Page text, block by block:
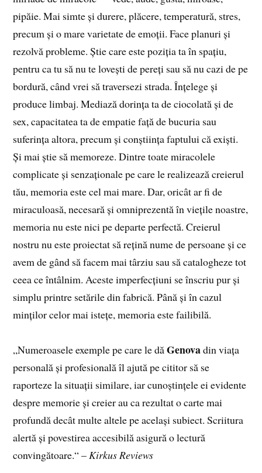
pipăie. Mai simte și durere, plăcere, temperatură, stres,
precum și o mare varietate de emoții. Face planuri și
rezolvă probleme. Știe care este poziția ta în spațiu,
pentru ca tu să nu te lovești de pereți sau să nu cazi de pe
bordură, când vrei să traversezi strada. Înțelege și
produce limbaj. Mediază dorința ta de ciocolată și de
sex, capacitatea ta de empatie față de bucuria sau
suferința altora, precum și conștiința faptului că exiști.
Și mai știe să memoreze. Dintre toate miracolele
complicate și senzaționale pe care le realizează creierul
tău, memoria este cel mai mare. Dar, oricât ar fi de
miraculoasă, necesară și omniprezentă în viețile noastre,
memoria nu este nici pe departe perfectă. Creierul
nostru nu este proiectat să rețină nume de persoane și ce
avem de gând să facem mai târziu sau să catalogheze tot
ceea ce întâlnim. Aceste imperfecțiuni se înscriu pur și
simplu printre setările din fabrică. Până și în cazul
minților celor mai istețe, memoria este failibilă.
„Numeroasele exemple pe care le dăGenovadin viața
personală și profesională îl ajută pe cititor să se
raporteze la situații similare, iar cunoștințele ei evidente
despre memorie și creier au ca rezultat o carte mai
profundă decât multe altele pe același subiect. Scriitura
alertă și povestirea accesibilă asigură o lectură
convingătoare.“ –Kirkus Reviews